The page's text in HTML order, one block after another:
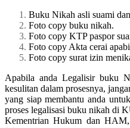
Buku Nikah asli suami
Foto copy buku nikah.
Foto copy KTP paspor
Foto copy Akta cerai
Foto copy surat izin
Apabila anda Legalisir buku
kesulitan dalam prosesnya,
yang siap membantu anda
proses legalisasi buku nikah di
Kementrian Hukum dan